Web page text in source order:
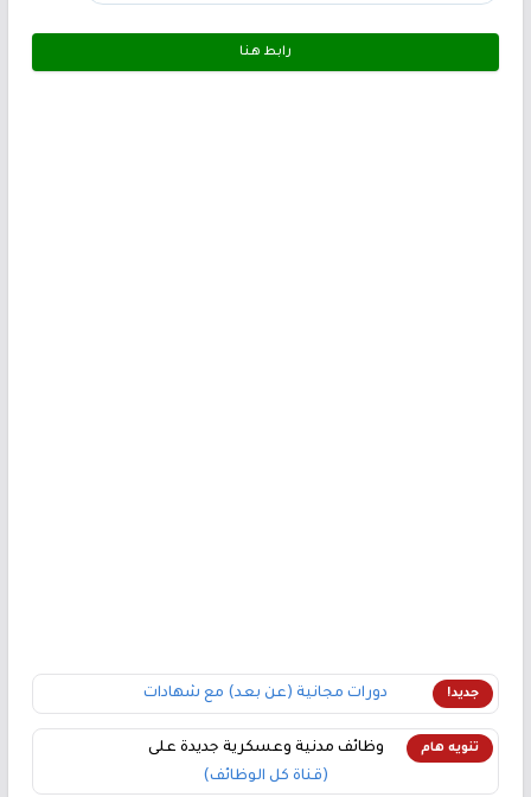
رابط هـنـا
جديد! دورات مجانية (عن بعد) مع شهادات
تنويه هام
وظائف مدنية وعسكرية جديدة على
(قناة كل الوظائف)